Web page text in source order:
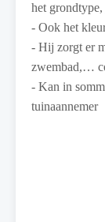
het
- Ook het
- Hij zorgt er
zwembad,…
- Kan in
tuinaannemer